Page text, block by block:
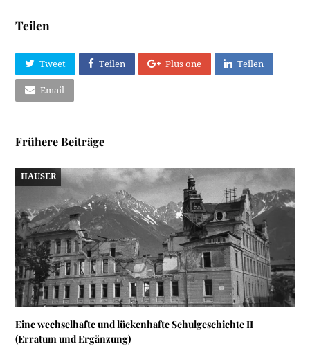
Teilen
Tweet Teilen Plus one Teilen
Email
Frühere Beiträge
HÄUSER
Eine wechselhafte und lückenhafte Schulgeschichte II
(Erratum und Ergänzung)